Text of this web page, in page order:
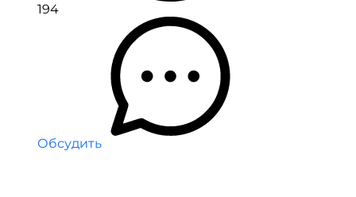
194
Обсудить